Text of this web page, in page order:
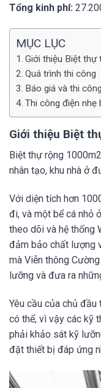
Tổng kinh phí:
MỤC LỤC
Giới thiệu Biệt thự
Quá trình thi công
Báo giá và thi
Thi công điện nhẹ
Giới thiệu Biệt
Biệt thự rộng
nhân tạo, khu nhà ở
Với diện tích hơn
đi, và một bể cá nhỏ
theo dõi và hệ thống
đảm bảo chất lượng
mà Viễn thông
lưỡng và đưa ra
Yêu cầu của chủ
có thể, vì vậy các kỹ
phải khảo sát kỹ
đặt thiết bị đáp ứng